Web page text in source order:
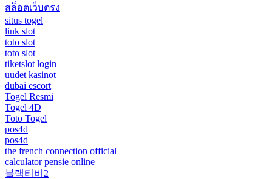
สล็อตเว็บตรง
situs togel
link slot
toto slot
toto slot
tiketslot login
uudet kasinot
dubai escort
Togel Resmi
Togel 4D
Toto Togel
pos4d
pos4d
the french connection official
calculator pensie online
블랙티비2